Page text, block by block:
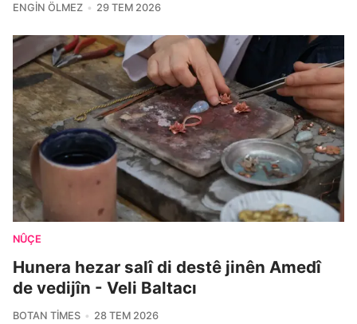
ENGIN ÖLMEZ 29 TEM 2026
NÛÇE
Hunera hezar salî di destê jinên Amedî
de vedijîn - Veli Baltacı
BOTAN TIMES 28 TEM 2026